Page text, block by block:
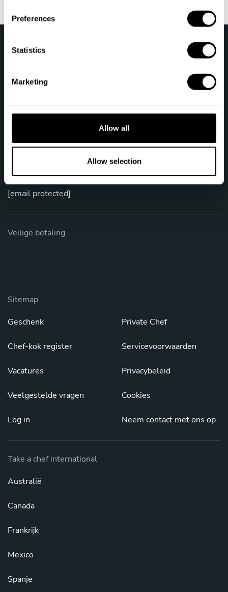
e
Preferences
Statistics
Marketing
Allow all
Allow selection
Take a Chef
Volg ons
Laten we praten
[email protected]
Veilige betaling
Sitemap
Geschenk
Chef-kok register
Vacatures
Veelgestelde vragen
Log in
Private Chef
Servicevoorwaarden
Privacybeleid
Cookies
Neem contact met ons op
Take a chef international
Australië
Canada
Frankrijk
Mexico
Spanje